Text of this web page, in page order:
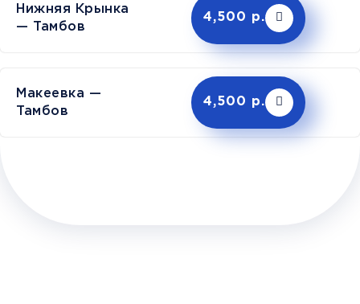
Нижняя Крынка
— Тамбов
4,500 р.
Макеевка —
Тамбов
4,500 р.